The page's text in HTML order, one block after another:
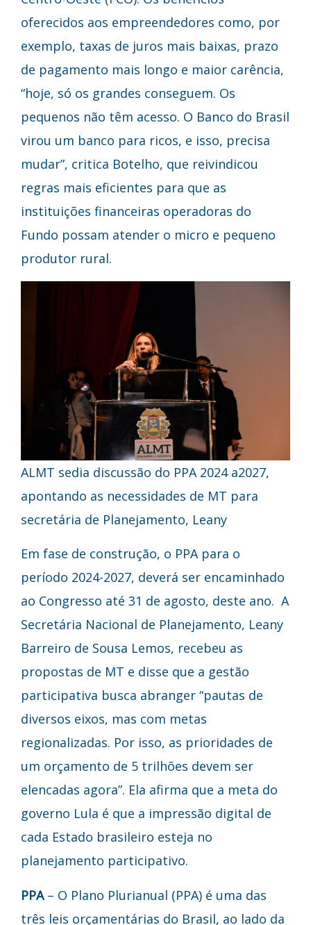
oferecidos aos empreendedores como, por
exemplo, taxas de juros mais baixas, prazo
de pagamento mais longo e maior carência,
“hoje, só os grandes conseguem. Os
pequenos não têm acesso. O Banco do Brasil
virou um banco para ricos, e isso, precisa
mudar”, critica Botelho, que reivindicou
regras mais eficientes para que as
instituições financeiras operadoras do
Fundo possam atender o micro e pequeno
produtor rural.
ALMT sedia discussão do PPA 2024 a2027,
apontando as necessidades de MT para
secretária de Planejamento, Leany
Em fase de construção, o PPA para o
período 2024-2027, deverá ser encaminhado
ao Congresso até 31 de agosto, deste ano. A
Secretária Nacional de Planejamento, Leany
Barreiro de Sousa Lemos, recebeu as
propostas de MT e disse que a gestão
participativa busca abranger “pautas de
diversos eixos, mas com metas
regionalizadas. Por isso, as prioridades de
um orçamento de 5 trilhões devem ser
elencadas agora”. Ela afirma que a meta do
governo Lula é que a impressão digital de
cada Estado brasileiro esteja no
planejamento participativo.
PPA– O Plano Plurianual (PPA) é uma das
três leis orçamentárias do Brasil, ao lado da